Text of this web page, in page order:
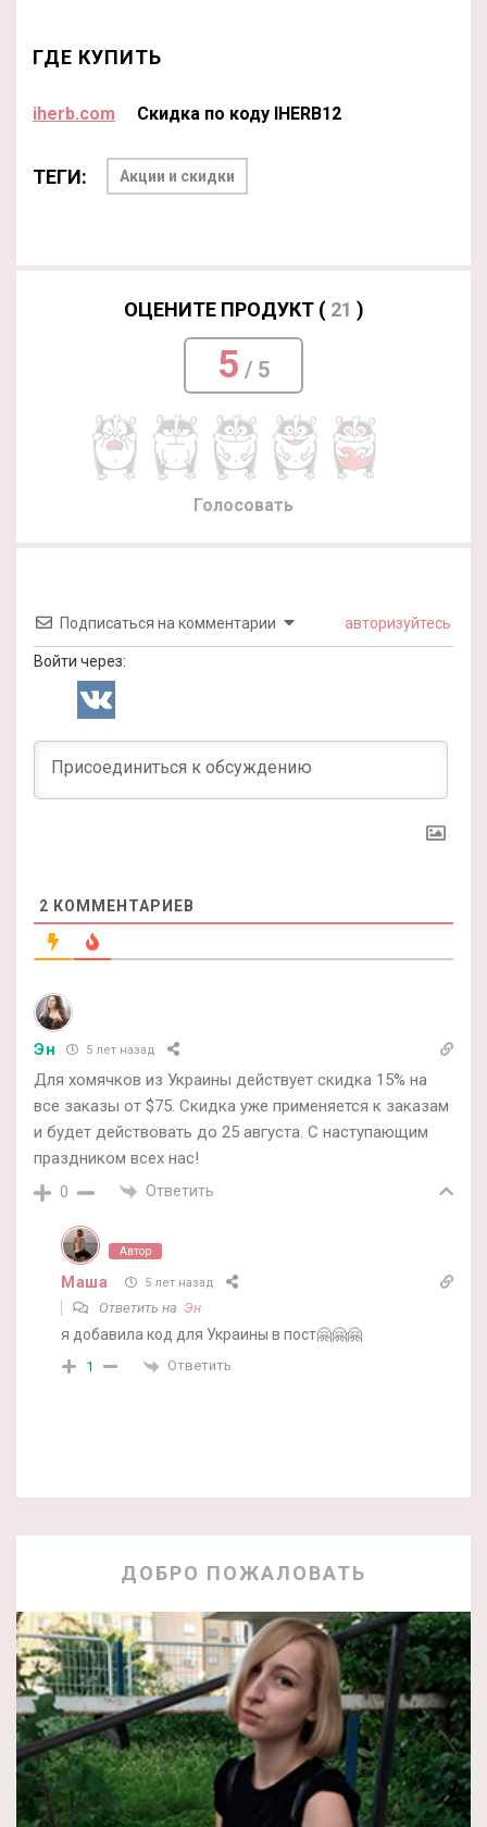
ГДЕ КУПИТЬ
iherb.com Скидка по коду IHERB12
ТЕГИ: Акции и скидки
ОЦЕНИТЕ ПРОДУКТ ( 21 )
5 / 5
Голосовать
Подписаться на комментарии авторизуйтесь
Войти через:
2 КОММЕНТАРИЕВ
Эн 5 лет назад
Для хомячков из Украины действует скидка 15% на
все заказы от $75. Скидка уже применяется к заказам
и будет действовать до 25 августа. С наступающим
праздником всех нас!
0 Ответить
Автор
Маша 5 лет назад
Ответить на Эн
я добавила код для Украины в пост🤗🤗🤗
1 Ответить
ДОБРО ПОЖАЛОВАТЬ